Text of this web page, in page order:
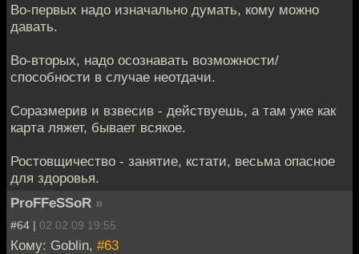
Во-первых надо изначально думать, кому можно
давать.
Во-вторых, надо осознавать возможности/
способности в случае неотдачи.
Соразмерив и взвесив - действуешь, а там уже как
карта ляжет, бывает всякое.
Ростовщичество - занятие, кстати, весьма опасное
для здоровья.
ProFFeSSoR »
#64 | 02.02.09 19:55
Кому: Goblin, #63